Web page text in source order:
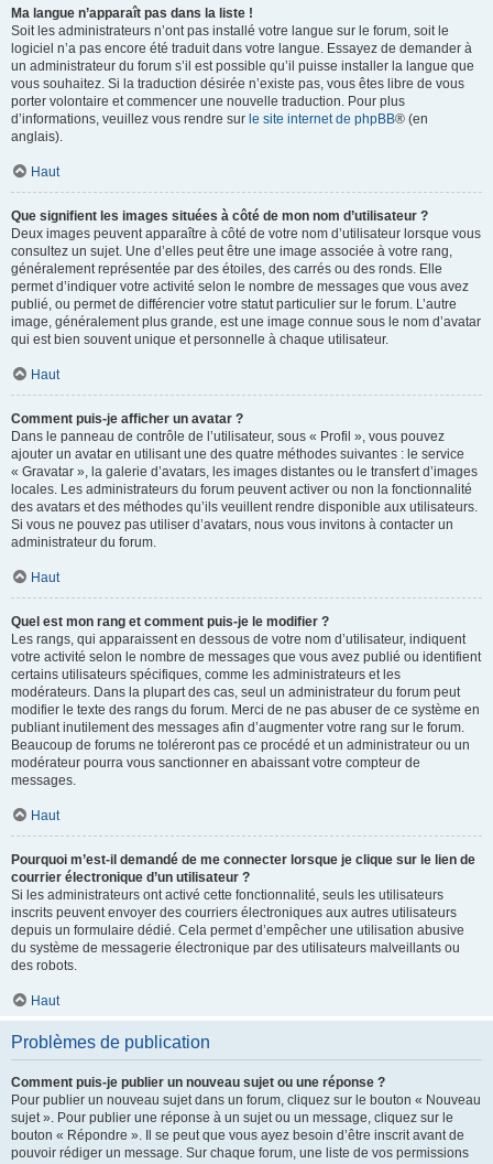
Ma langue n’apparaît pas dans la liste !
Soit les administrateurs n’ont pas installé votre langue sur le forum, soit le
logiciel n’a pas encore été traduit dans votre langue. Essayez de demander à
un administrateur du forum s’il est possible qu’il puisse installer la langue que
vous souhaitez. Si la traduction désirée n’existe pas, vous êtes libre de vous
porter volontaire et commencer une nouvelle traduction. Pour plus
d’informations, veuillez vous rendre sur le site internet de phpBB® (en
anglais).
Haut
Que signifient les images situées à côté de mon nom d’utilisateur ?
Deux images peuvent apparaître à côté de votre nom d’utilisateur lorsque vous
consultez un sujet. Une d’elles peut être une image associée à votre rang,
généralement représentée par des étoiles, des carrés ou des ronds. Elle
permet d’indiquer votre activité selon le nombre de messages que vous avez
publié, ou permet de différencier votre statut particulier sur le forum. L’autre
image, généralement plus grande, est une image connue sous le nom d’avatar
qui est bien souvent unique et personnelle à chaque utilisateur.
Haut
Comment puis-je afficher un avatar ?
Dans le panneau de contrôle de l’utilisateur, sous « Profil », vous pouvez
ajouter un avatar en utilisant une des quatre méthodes suivantes : le service
« Gravatar », la galerie d’avatars, les images distantes ou le transfert d’images
locales. Les administrateurs du forum peuvent activer ou non la fonctionnalité
des avatars et des méthodes qu’ils veuillent rendre disponible aux utilisateurs.
Si vous ne pouvez pas utiliser d’avatars, nous vous invitons à contacter un
administrateur du forum.
Haut
Quel est mon rang et comment puis-je le modifier ?
Les rangs, qui apparaissent en dessous de votre nom d’utilisateur, indiquent
votre activité selon le nombre de messages que vous avez publié ou identifient
certains utilisateurs spécifiques, comme les administrateurs et les
modérateurs. Dans la plupart des cas, seul un administrateur du forum peut
modifier le texte des rangs du forum. Merci de ne pas abuser de ce système en
publiant inutilement des messages afin d’augmenter votre rang sur le forum.
Beaucoup de forums ne toléreront pas ce procédé et un administrateur ou un
modérateur pourra vous sanctionner en abaissant votre compteur de
messages.
Haut
Pourquoi m’est-il demandé de me connecter lorsque je clique sur le lien de
courrier électronique d’un utilisateur ?
Si les administrateurs ont activé cette fonctionnalité, seuls les utilisateurs
inscrits peuvent envoyer des courriers électroniques aux autres utilisateurs
depuis un formulaire dédié. Cela permet d’empêcher une utilisation abusive
du système de messagerie électronique par des utilisateurs malveillants ou
des robots.
Haut
Problèmes de publication
Comment puis-je publier un nouveau sujet ou une réponse ?
Pour publier un nouveau sujet dans un forum, cliquez sur le bouton « Nouveau
sujet ». Pour publier une réponse à un sujet ou un message, cliquez sur le
bouton « Répondre ». Il se peut que vous ayez besoin d’être inscrit avant de
pouvoir rédiger un message. Sur chaque forum, une liste de vos permissions